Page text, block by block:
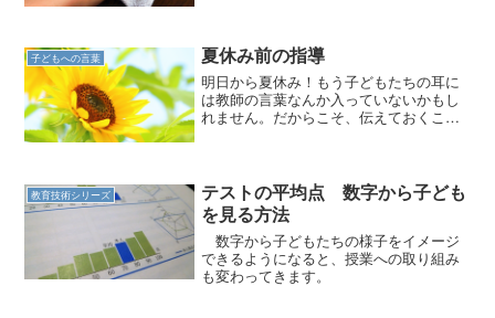
子どもへの言葉 夏休み前の指導
明日から夏休み！もう子どもたちの耳に
は教師の言葉なんか入っていないかもし
れません。だからこそ、伝えておくこと
教育技術シリーズ
テストの平均点 数字から子ども
を見る方法
数字から子どもたちの様子をイメージ
できるようになると、授業への取り組み
も変わってきます。